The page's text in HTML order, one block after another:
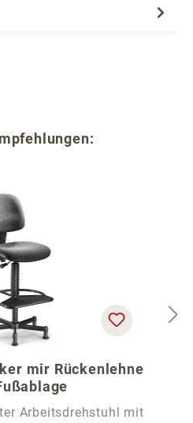
mir Rückenlehne
Arbeitsdrehstuhl mit